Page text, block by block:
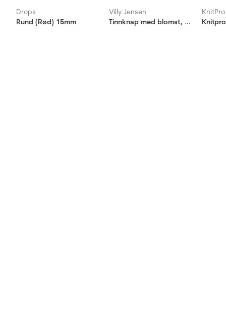
Drops
Rund (Rød) 15mm
Villy Jensen
Tinnknap med blomst, 20mm
KnitPro